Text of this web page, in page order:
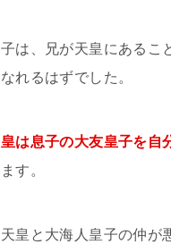
は、兄が天皇にあるこ
れるはずでした。
は息子の大友皇子を自
す。
皇と大海人皇子の仲が